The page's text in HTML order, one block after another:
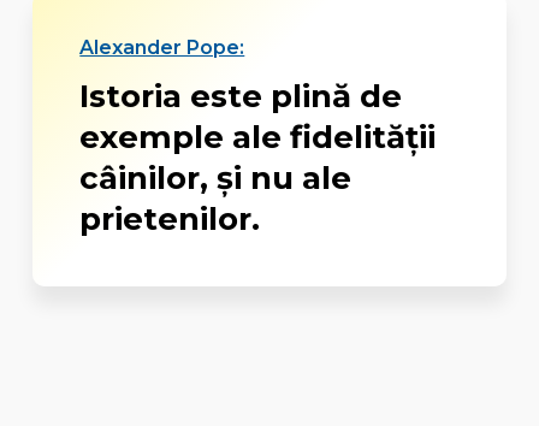
Alexander Pope:
Istoria este plină de
exemple ale fidelității
câinilor, și nu ale
prietenilor.